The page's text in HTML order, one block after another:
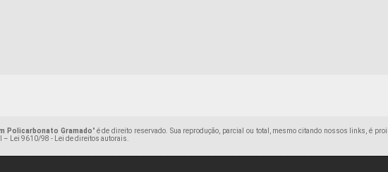
Policarbonato Gramado" é de direito reservado. Sua reprodução, parcial ou total, mesmo citando nossos links, é
–
Lei 9610/98 - Lei de direitos autorais